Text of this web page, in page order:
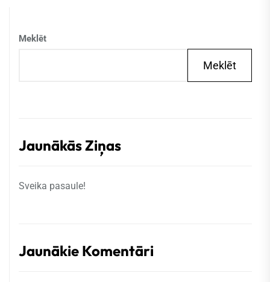
Meklēt
Meklēt
Jaunākās Ziņas
Sveika pasaule!
Jaunākie Komentāri